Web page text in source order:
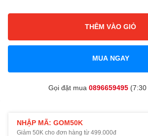
THÊM VÀO GIỎ
MUA NGAY
Gọi đặt mua 0896659495(7:30
NHẬP MÃ: GOM50K
Giảm 50K cho đơn hàng từ 499.000đ